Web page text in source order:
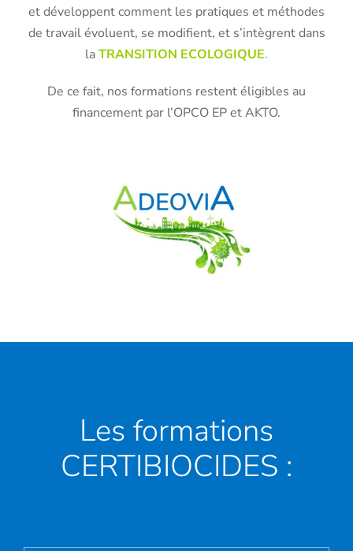
et développent comment les pratiques et méthodes
de travail évoluent, se modifient, et s’intègrent dans
laTRANSITION ECOLOGIQUE.
De ce fait, nos formations restent éligibles au
financement par l’OPCO EP et AKTO.
Les formations
CERTIBIOCIDES :